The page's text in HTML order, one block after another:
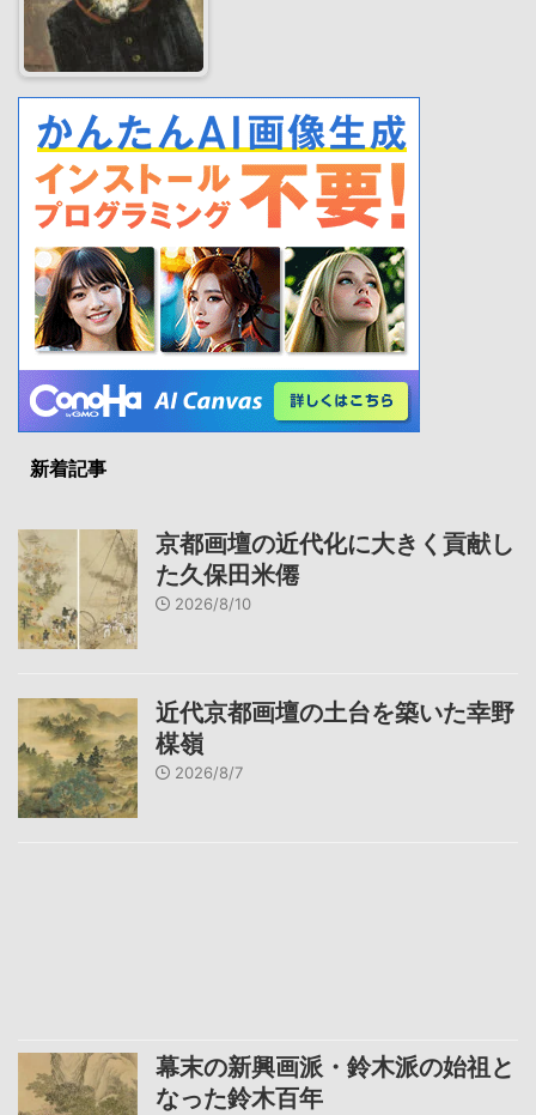
新着記事
京都画壇の近代化に大きく貢献し
た久保田米僊
2026/8/10
近代京都画壇の土台を築いた幸野
楳嶺
2026/8/7
幕末の新興画派・鈴木派の始祖と
なった鈴木百年